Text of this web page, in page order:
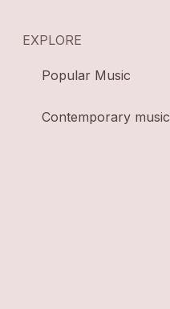
EXPLORE
Popular Music
Contemporary music